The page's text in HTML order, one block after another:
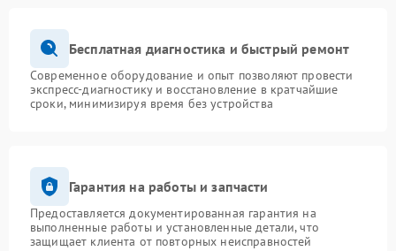
Бесплатная диагностика и быстрый ремонт
Современное оборудование и опыт позволяют провести
экспресс-диагностику и восстановление в кратчайшие
сроки, минимизируя время без устройства
Гарантия на работы и запчасти
Предоставляется документированная гарантия на
выполненные работы и установленные детали, что
защищает клиента от повторных неисправностей